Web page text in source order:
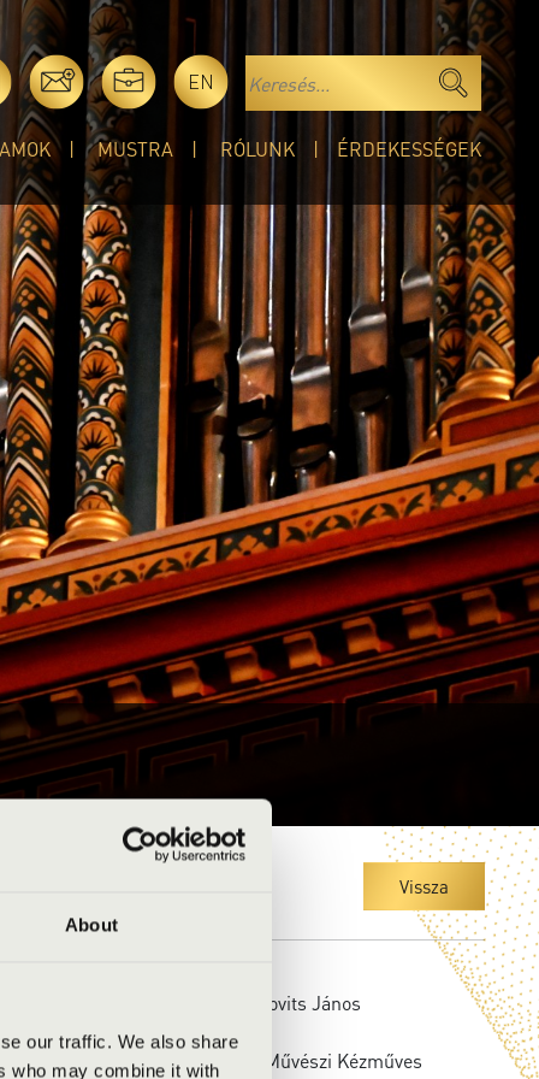
About
our traffic. We also share
who may combine it with
EN
MUSTRA RÓLUNK ÉRDEKESSÉGEK
Vissza
Váradi Miklós, Barakovits János
felújítás éve: 1965
felújítást végző cég:
Fővárosi Művészi Kézműves